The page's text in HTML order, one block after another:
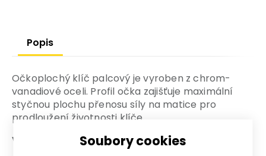
Popis
Očkoplochý klíč palcový je vyroben z chrom-
vanadiové oceli. Profil očka zajišťuje maximální
styčnou plochu přenosu síly na matice pro
prodloužení životnosti klíče.
Výhody a charakteristické znaky
Soubory cookies